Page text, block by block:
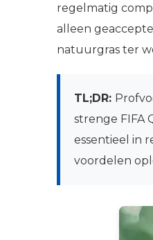
regelmatig
alleen
natuurgras ter
TL;DR:
strenge FIFA
essentieel in
voordelen